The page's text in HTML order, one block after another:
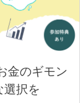
金のギモン
選択を